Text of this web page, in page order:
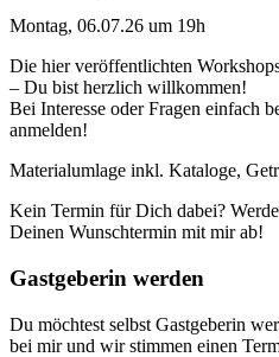
Montag, 06.07.26 um 19h
Die hier veröffentlichten
– Du bist herzlich willkommen!
Bei Interesse oder Fragen einfach
anmelden!
Materialumlage inkl. Kataloge,
Kein Termin für Dich dabei?
Deinen Wunschtermin mit mir ab!
Gastgeberin werden
Du möchtest selbst Gastgeberin
bei mir und wir stimmen einen